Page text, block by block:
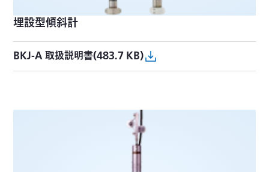
埋設型傾斜計
BKJ-A 取扱説明書(483.7 KB)